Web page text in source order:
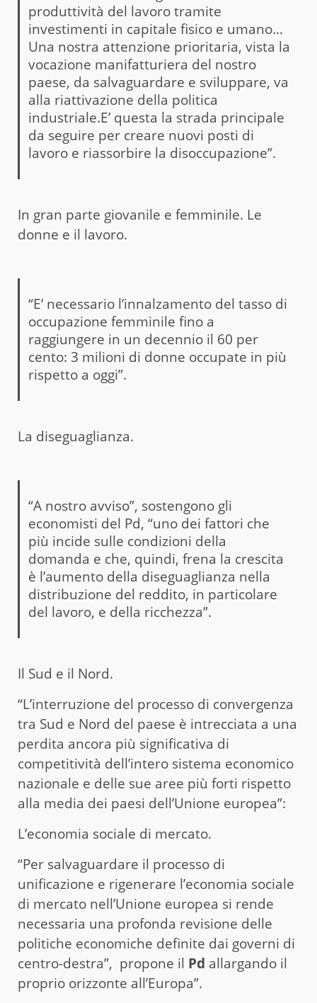
produttività del lavoro tramite
investimenti in capitale fisico e umano…
Una nostra attenzione prioritaria, vista la
vocazione manifatturiera del nostro
paese, da salvaguardare e sviluppare, va
alla riattivazione della politica
industriale.E’ questa la strada principale
da seguire per creare nuovi posti di
lavoro e riassorbire la disoccupazione”.
In gran parte giovanile e femminile. Le
donne e il lavoro.
“E’ necessario l’innalzamento del tasso di
occupazione femminile fino a
raggiungere in un decennio il 60 per
cento: 3 milioni di donne occupate in più
rispetto a oggi”.
La diseguaglianza.
“A nostro avviso”, sostengono gli
economisti del Pd, “uno dei fattori che
più incide sulle condizioni della
domanda e che, quindi, frena la crescita
è l’aumento della diseguaglianza nella
distribuzione del reddito, in particolare
del lavoro, e della ricchezza”.
Il Sud e il Nord.
“L’interruzione del processo di convergenza
tra Sud e Nord del paese è intrecciata a una
perdita ancora più significativa di
competitività dell’intero sistema economico
nazionale e delle sue aree più forti rispetto
alla media dei paesi dell’Unione europea”:
L’economia sociale di mercato.
“Per salvaguardare il processo di
unificazione e rigenerare l’economia sociale
di mercato nell’Unione europea si rende
necessaria una profonda revisione delle
politiche economiche definite dai governi di
centro-destra”, propone il Pd allargando il
proprio orizzonte all’Europa”.